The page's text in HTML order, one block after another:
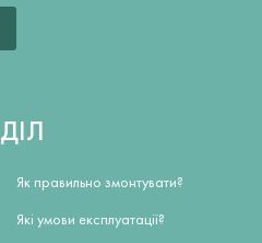
Як правильно змонтувати?
Які умови експлуатації?